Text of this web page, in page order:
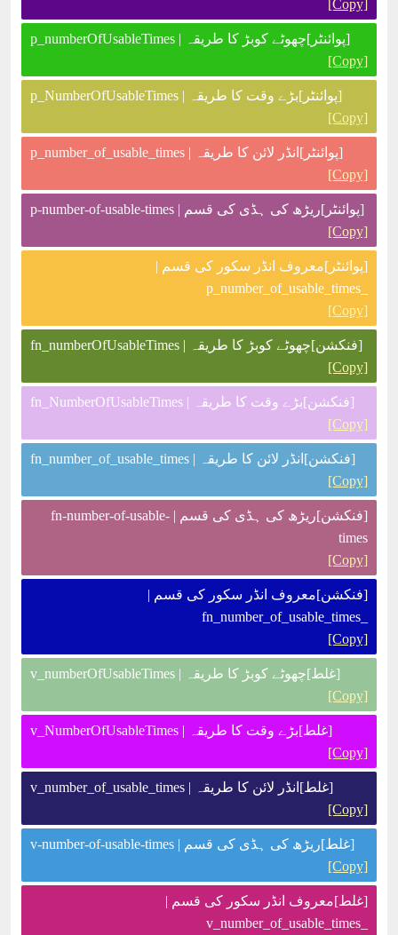
[Copy]
[پوائنٹر]چھوٹے کوبڑ کا طریقہ | p_numberOfUsableTimes
[Copy]
[پوائنٹر]بڑے وقت کا طریقہ | p_NumberOfUsableTimes
[Copy]
[پوائنٹر]انڈر لائن کا طریقہ | p_number_of_usable_times
[Copy]
[پوائنٹر]ریڑھ کی ہڈی کی قسم | p-number-of-usable-times
[Copy]
[پوائنٹر]معروف انڈر سکور کی قسم |
_p_number_of_usable_times
[Copy]
[فنکشن]چھوٹے کوبڑ کا طریقہ | fn_numberOfUsableTimes
[Copy]
[فنکشن]بڑے وقت کا طریقہ | fn_NumberOfUsableTimes
[Copy]
[فنکشن]انڈر لائن کا طریقہ | fn_number_of_usable_times
[Copy]
[فنکشن]ریڑھ کی ہڈی کی قسم | fn-number-of-usable-
times
[Copy]
[فنکشن]معروف انڈر سکور کی قسم |
_fn_number_of_usable_times
[Copy]
[غلط]چھوٹے کوبڑ کا طریقہ | v_numberOfUsableTimes
[Copy]
[غلط]بڑے وقت کا طریقہ | v_NumberOfUsableTimes
[Copy]
[غلط]انڈر لائن کا طریقہ | v_number_of_usable_times
[Copy]
[غلط]ریڑھ کی ہڈی کی قسم | v-number-of-usable-times
[Copy]
[غلط]معروف انڈر سکور کی قسم |
_v_number_of_usable_times